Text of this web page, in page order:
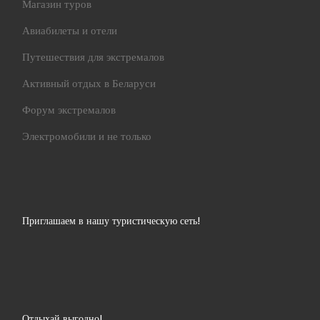
Магазин туров
Авиабилеты и отели
Путешествия для экстремалов
Активный отдых в Беларуси
Форум экстремалов
Электромобили и не только
Приглашаем в нашу туристическую сеть!